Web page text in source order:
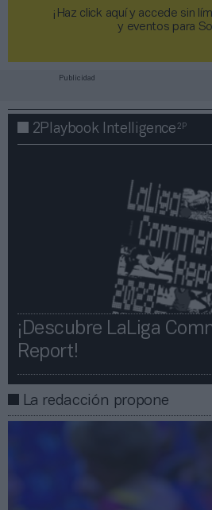
¡Haz click aquí y accede sin
y eventos para
Publicidad
2Playbook Intelligence2P
¡Descubre LaLiga
Report!​​
La redacción propone